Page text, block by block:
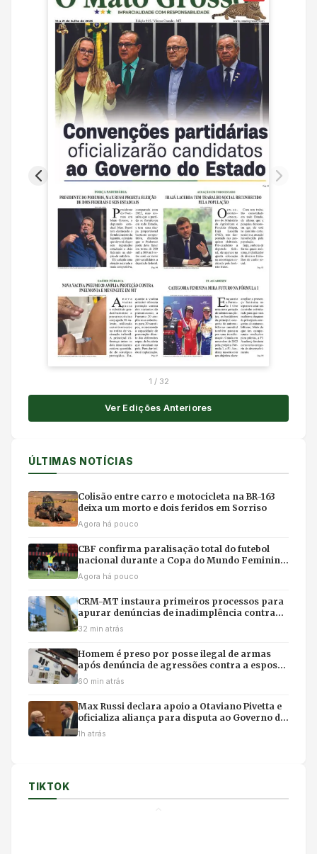
1 / 32
Ver Edições Anteriores
ÚLTIMAS NOTÍCIAS
Colisão entre carro e motocicleta na BR-163
deixa um morto e dois feridos em Sorriso
Agora há pouco
CBF confirma paralisação total do futebol
nacional durante a Copa do Mundo Feminina
no Brasil
Agora há pouco
CRM-MT instaura primeiros processos para
apurar denúncias de inadimplência contra
médicos
32 min atrás
Homem é preso por posse ilegal de armas
após denúncia de agressões contra a esposa
em MT
60 min atrás
Max Russi declara apoio a Otaviano Pivetta e
oficializa aliança para disputa ao Governo de
Mato Grosso
1h atrás
TIKTOK